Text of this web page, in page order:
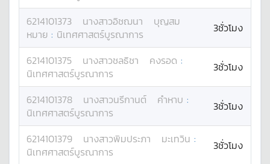
6214101373 นางสาวอิชฌนา
บุญสม
หมาย : นิเทศศาสตร์บูรณาการ 3ชั่วโมง
6214101375 นางสาวชลธิชา คงรอด :
นิเทศศาสตร์บูรณาการ
3ชั่วโมง
6214101378 นางสาวนรีกานต์ คำหาบ :
นิเทศศาสตร์บูรณาการ
3ชั่วโมง
6214101379 นางสาวพิมประภา มะเทวิน :
นิเทศศาสตร์บูรณาการ
3ชั่วโมง